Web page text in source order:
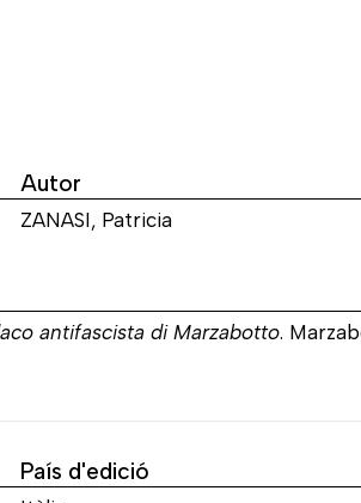
Autor
ZANASI, Patricia
antifascista di Marzabotto.
País d'edició